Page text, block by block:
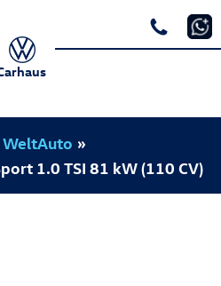
WeltAuto »
1.0 TSI 81 kW (110 CV)